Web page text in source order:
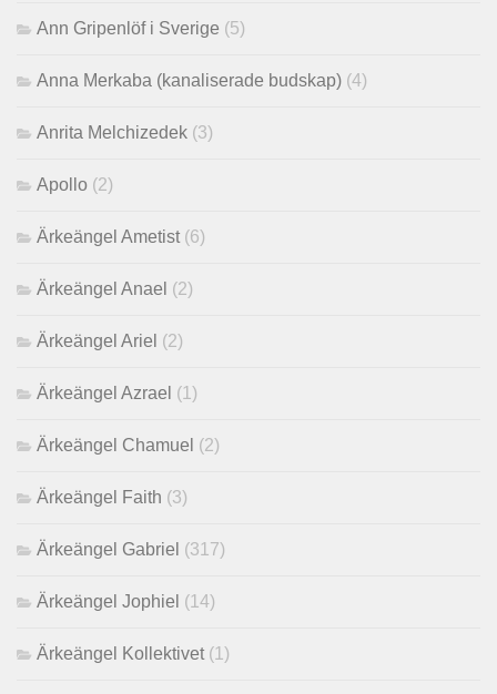
Ann Gripenlöf i Sverige (5)
Anna Merkaba (kanaliserade budskap) (4)
Anrita Melchizedek (3)
Apollo (2)
Ärkeängel Ametist (6)
Ärkeängel Anael (2)
Ärkeängel Ariel (2)
Ärkeängel Azrael (1)
Ärkeängel Chamuel (2)
Ärkeängel Faith (3)
Ärkeängel Gabriel (317)
Ärkeängel Jophiel (14)
Ärkeängel Kollektivet (1)